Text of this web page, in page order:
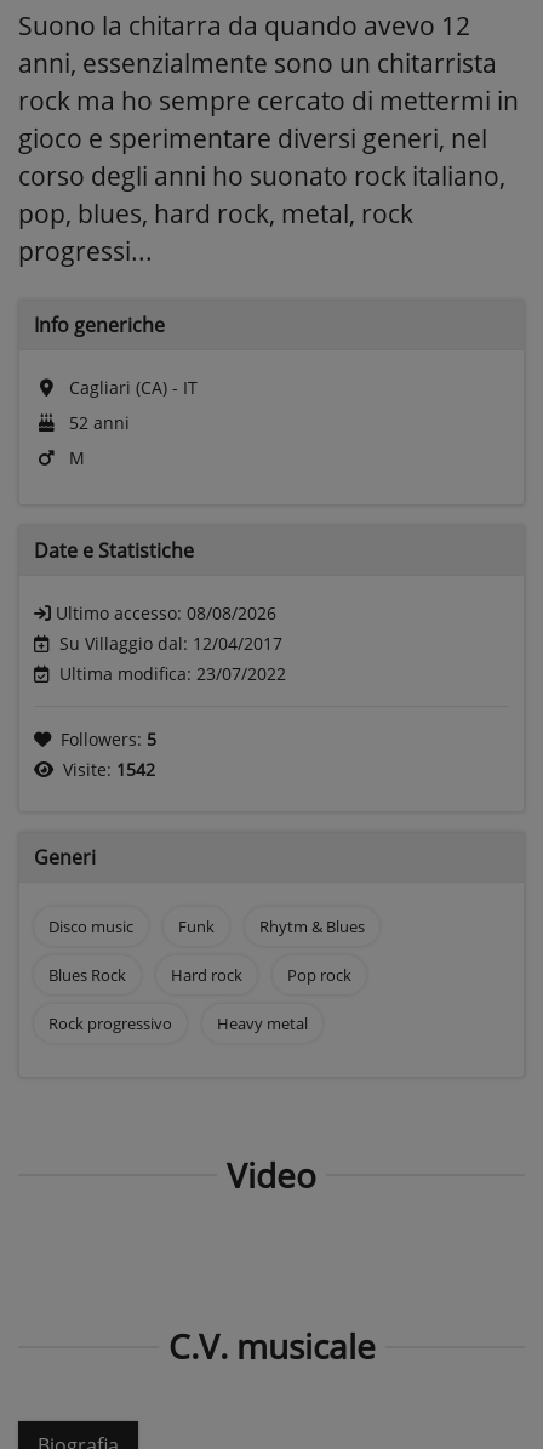
Suono la chitarra da quando avevo 12
anni, essenzialmente sono un chitarrista
rock ma ho sempre cercato di mettermi in
gioco e sperimentare diversi generi, nel
corso degli anni ho suonato rock italiano,
pop, blues, hard rock, metal, rock
progressi...
Info generiche
Cagliari (CA) - IT
52 anni
M
Date e Statistiche
Ultimo accesso: 08/08/2026
Su Villaggio dal: 12/04/2017
Ultima modifica: 23/07/2022
Followers: 5
Visite: 1542
Generi
Disco music Funk Rhytm & Blues
Blues Rock Hard rock Pop rock
Rock progressivo Heavy metal
Video
C.V. musicale